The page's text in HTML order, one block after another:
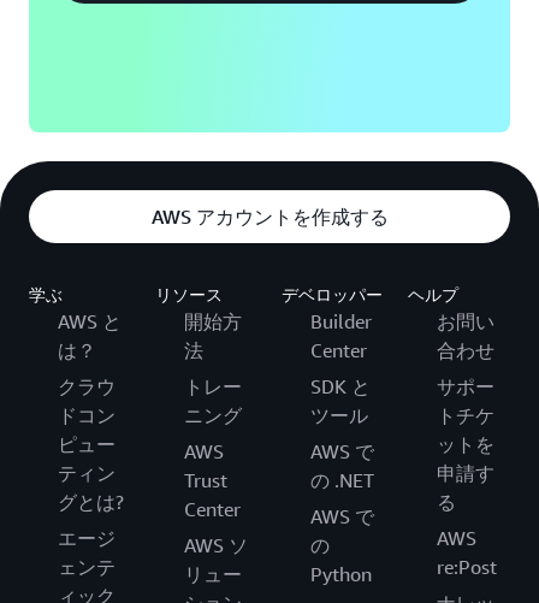
AWS アカウントを作成する
学ぶ
AWS と
は？
クラウ
ドコン
ピュー
ティン
グとは?
エージ
ェンテ
ィック
リソース
開始方
法
トレー
ニング
AWS
Trust
Center
AWS ソ
リュー
デベロッパー
Builder
Center
SDK と
ツール
AWS で
の .NET
AWS で
の
Python
ヘルプ
お問い
合わせ
サポー
トチケ
ットを
申請す
る
AWS
re:Post